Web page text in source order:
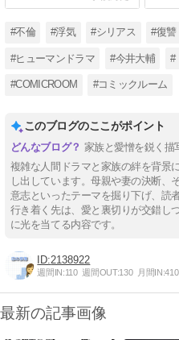
#不倫 #浮気 #シリアス #復讐
#ヒューマンドラマ #今井大輔 #
#COMICROOM #コミックルーム
このブログのここがポイント
家族と愛憎を鋭く描
複雑な人間ドラマと家族の絆を背景
し出しています。母親や妻の決断、
意志といったテーマを掘り下げ、読
行き着く先は、愛と裏切りが交錯し
に光を当てる内容です。
2138922
週間IN:110 週間OUT:130 月間IN:410
最新の記事画像